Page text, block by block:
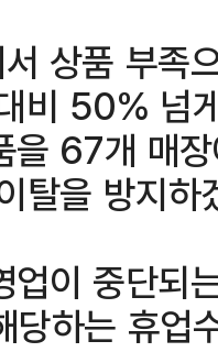
상품 부족
비 50% 넘
을 67개 매
탈을 방지하
업이 중단되
하는 휴업